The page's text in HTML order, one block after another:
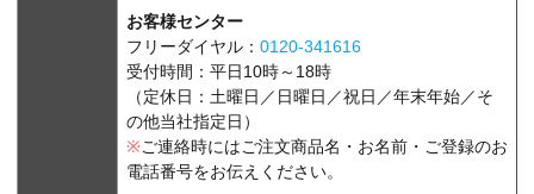
お客様センター
フリーダイヤル： 0120-341616
受付時間：平日10時～18時
（定休日：土曜日／日曜日／祝日／年末年始／そ
の他当社指定日）
※ご連絡時にはご注文商品名・お名前・ご登録のお
電話番号をお伝えください。